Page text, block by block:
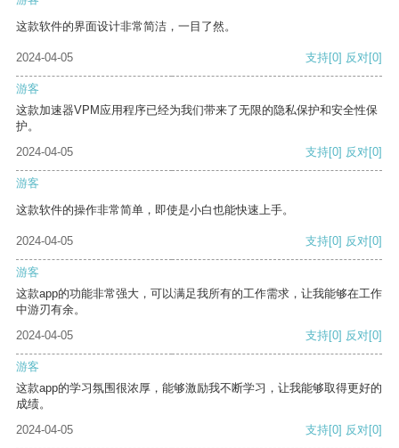
这款软件的界面设计非常简洁，一目了然。
2024-04-05 支持[0] 反对[0]
游客
这款加速器VPM应用程序已经为我们带来了无限的隐私保护和安全性保
护。
2024-04-05
支持[0] 反对[0]
游客
这款软件的操作非常简单，即使是小白也能快速上手。
2024-04-05 支持[0] 反对[0]
游客
这款app的功能非常强大，可以满足我所有的工作需求，让我能够在工作
中游刃有余。
2024-04-05
支持[0] 反对[0]
游客
这款app的学习氛围很浓厚，能够激励我不断学习，让我能够取得更好的
成绩。
2024-04-05
支持[0] 反对[0]